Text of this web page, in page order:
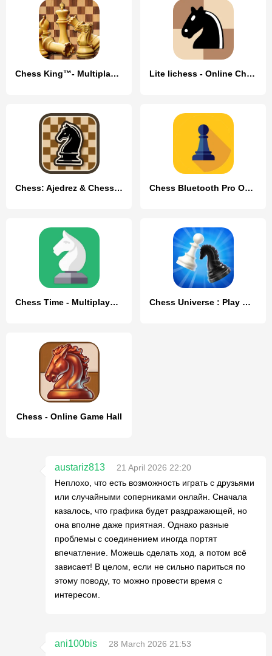
Chess King™- Multiplayer Chess Lite lichess - Online Chess
Chess: Ajedrez & Chess online Chess Bluetooth Pro Online
Chess Time - Multiplayer Chess Chess Universe : Play Online
Chess - Online Game Hall
austariz813
21 April 2026 22:20
Неплохо, что есть возможность играть с друзьями
или случайными соперниками онлайн. Сначала
казалось, что графика будет раздражающей, но
она вполне даже приятная. Однако разные
проблемы с соединением иногда портят
впечатление. Можешь сделать ход, а потом всё
зависает! В целом, если не сильно париться по
этому поводу, то можно провести время с
интересом.
ani100bis
28 March 2026 21:53